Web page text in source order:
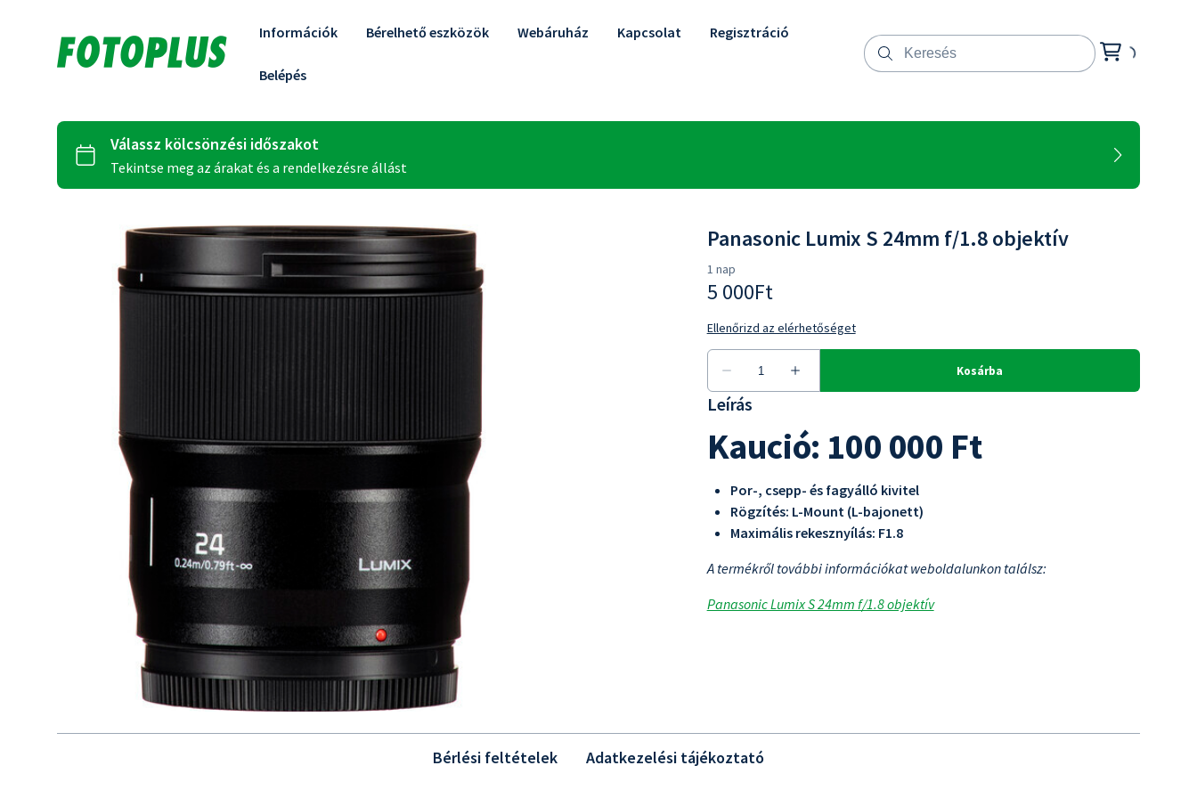
Információk Bérelhető eszközök Webáruház Kapcsolat Regisztráció
Belépés
Panasonic Lumix S 24mm f/1.8 objektív
Leírás
Kaució: 100 000 Ft
Por-, csepp- és fagyálló kivitel
Rögzítés: L-Mount (L-bajonett)
Maximális rekesznyílás: F1.8
A termékről további információkat weboldalunkon találsz:
Panasonic Lumix S 24mm f/1.8 objektív
Bérlési feltételek Adatkezelési tájékoztató